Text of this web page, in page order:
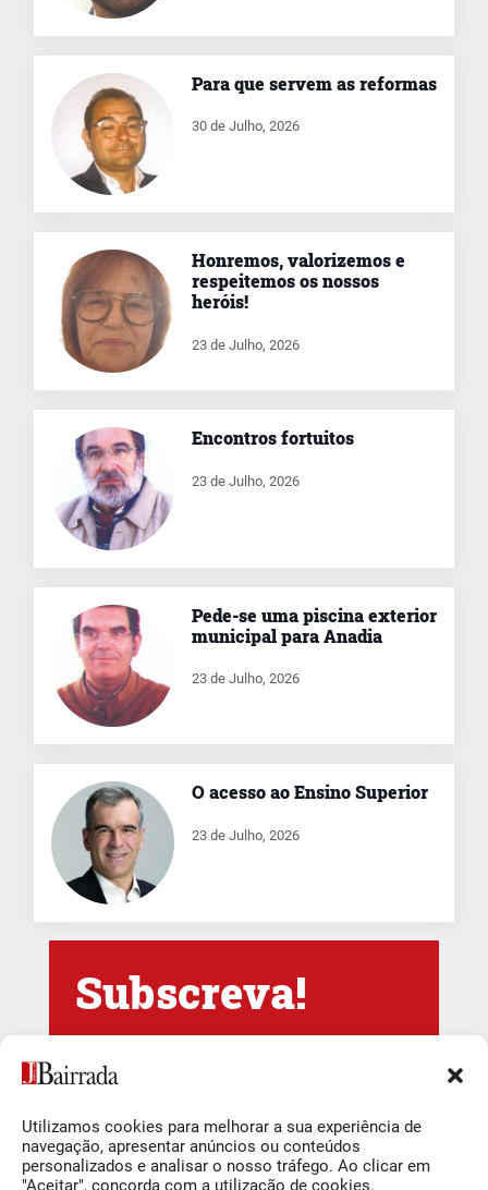
Utilizamos cookies para melhorar a sua experiência de
navegação, apresentar anúncios ou conteúdos
personalizados e analisar o nosso tráfego. Ao clicar em
"Aceitar", concorda com a utilização de cookies.
Para que servem as reformas
30 de Julho, 2026
Honremos, valorizemos e
respeitemos os nossos
heróis!
23 de Julho, 2026
Encontros fortuitos
23 de Julho, 2026
Pede-se uma piscina exterior
municipal para Anadia
23 de Julho, 2026
O acesso ao Ensino Superior
23 de Julho, 2026
Subscreva!
Newsletter Jornal
da Bairrada
Newsletter Semanal